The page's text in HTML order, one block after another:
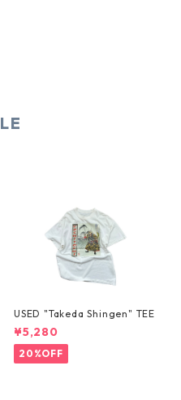
USED "Takeda Shingen" TEE
¥5,280
20%OFF